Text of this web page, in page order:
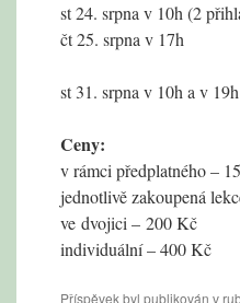
st 24. srpna v 10h (2
čt 25. srpna v 17h
st 31. srpna v 10h a v 19h
Ceny:
v rámci předplatného –
jednotlivě zakoupená
ve dvojici – 200 Kč
individuální – 400 Kč
Příspěvek byl publikován v